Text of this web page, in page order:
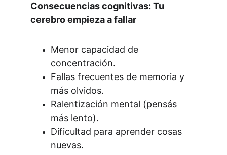
Consecuencias cognitivas: Tu
cerebro empieza a fallar
Menor capacidad de
concentración.
Fallas frecuentes de memoria y
más olvidos.
Ralentización mental (pensás
más lento).
Dificultad para aprender cosas
nuevas.